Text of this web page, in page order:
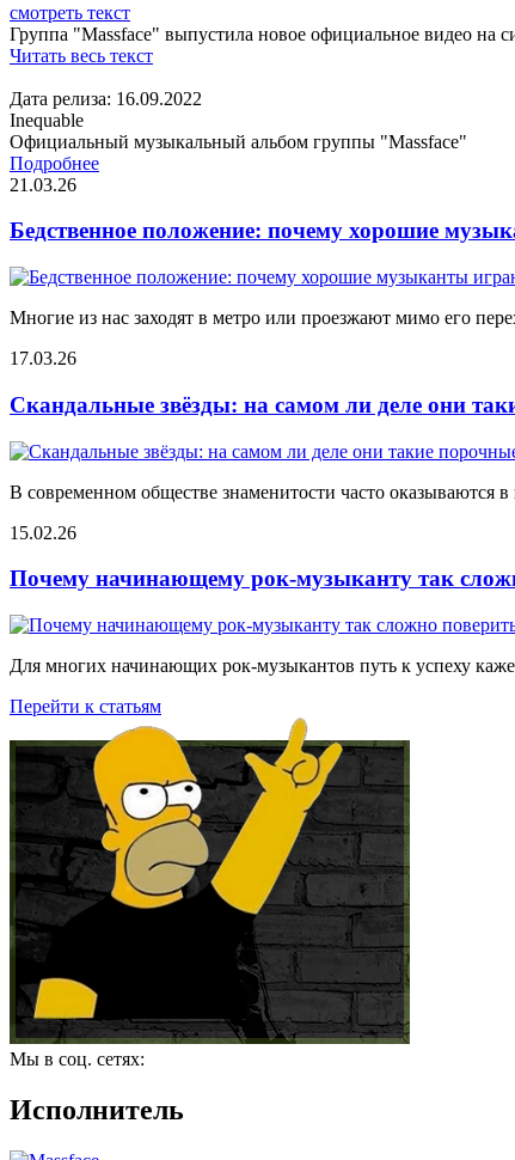
смотреть текст
Группа "Massface" выпустила новое официальное видео на
Читать весь текст
Дата релиза: 16.09.2022
Inequable
Официальный музыкальный альбом группы "Massface"
Подробнее
21.03.26
Бедственное положение: почему хорошие
Многие из нас заходят в метро или проезжают мимо его
17.03.26
Скандальные звёзды: на самом ли деле они
В современном обществе знаменитости часто оказываются
15.02.26
Почему начинающему рок-музыканту так
Для многих начинающих рок-музыкантов путь к успеху
Перейти к статьям
Мы в соц. сетях:
Исполнитель